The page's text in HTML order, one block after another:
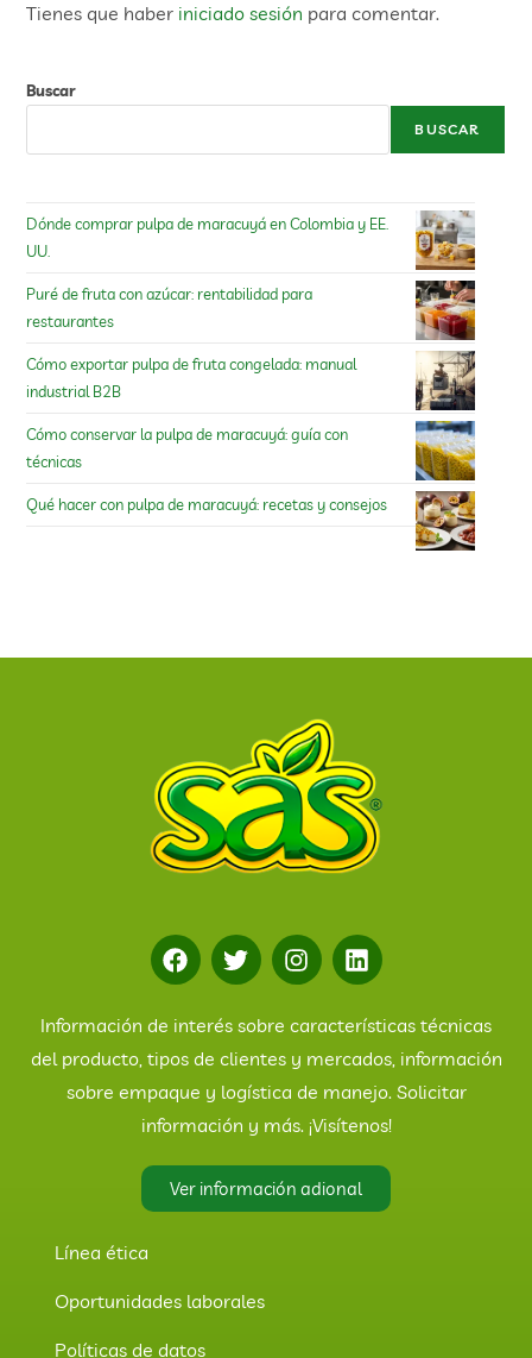
Tienes que haber iniciado sesión para comentar.
Buscar
BUSCAR
Dónde comprar pulpa de maracuyá en Colombia y EE.
UU.
Puré de fruta con azúcar: rentabilidad para
restaurantes
Cómo exportar pulpa de fruta congelada: manual
industrial B2B
Cómo conservar la pulpa de maracuyá: guía con
técnicas
Qué hacer con pulpa de maracuyá: recetas y consejos
Información de interés sobre características técnicas
del producto, tipos de clientes y mercados, información
sobre empaque y logística de manejo. Solicitar
información y más. ¡Visítenos!
Ver información adional
Línea ética
Oportunidades laborales
Políticas de datos